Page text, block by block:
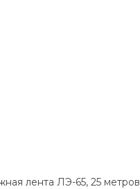
лента ЛЭ-65, 25 метров